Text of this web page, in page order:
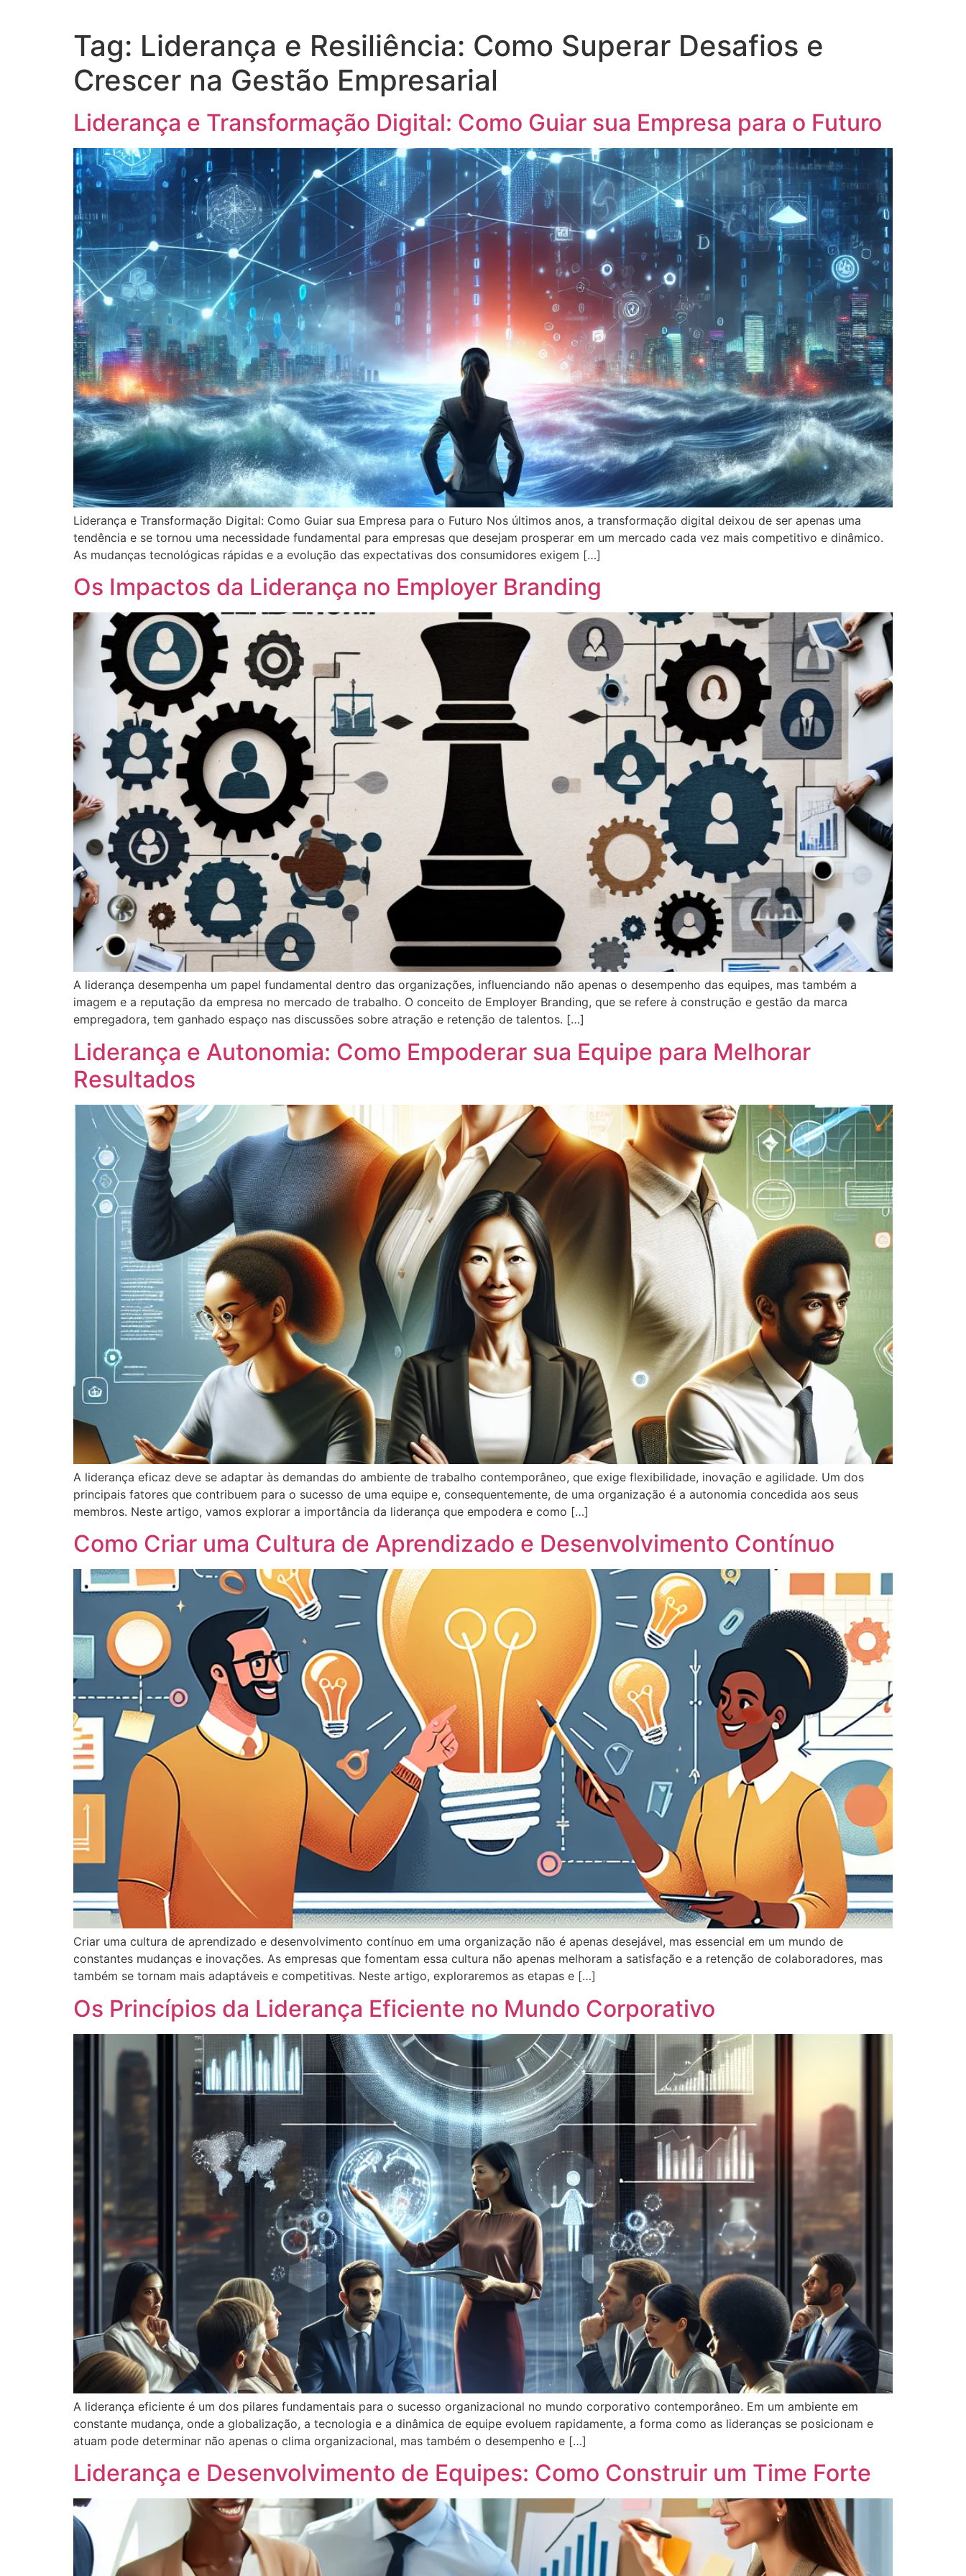
Tag: Liderança e Resiliência: Como Superar Desafios e
Crescer na Gestão Empresarial
Liderança e Transformação Digital: Como Guiar sua Empresa para o Futuro
Liderança e Transformação Digital: Como Guiar sua Empresa para o Futuro Nos últimos anos, a transformação digital deixou de ser apenas uma
tendência e se tornou uma necessidade fundamental para empresas que desejam prosperar em um mercado cada vez mais competitivo e dinâmico.
As mudanças tecnológicas rápidas e a evolução das expectativas dos consumidores exigem […]
Os Impactos da Liderança no Employer Branding
A liderança desempenha um papel fundamental dentro das organizações, influenciando não apenas o desempenho das equipes, mas também a
imagem e a reputação da empresa no mercado de trabalho. O conceito de Employer Branding, que se refere à construção e gestão da marca
empregadora, tem ganhado espaço nas discussões sobre atração e retenção de talentos. […]
Liderança e Autonomia: Como Empoderar sua Equipe para Melhorar
Resultados
A liderança eficaz deve se adaptar às demandas do ambiente de trabalho contemporâneo, que exige flexibilidade, inovação e agilidade. Um dos
principais fatores que contribuem para o sucesso de uma equipe e, consequentemente, de uma organização é a autonomia concedida aos seus
membros. Neste artigo, vamos explorar a importância da liderança que empodera e como […]
Como Criar uma Cultura de Aprendizado e Desenvolvimento Contínuo
Criar uma cultura de aprendizado e desenvolvimento contínuo em uma organização não é apenas desejável, mas essencial em um mundo de
constantes mudanças e inovações. As empresas que fomentam essa cultura não apenas melhoram a satisfação e a retenção de colaboradores, mas
também se tornam mais adaptáveis e competitivas. Neste artigo, exploraremos as etapas e […]
Os Princípios da Liderança Eficiente no Mundo Corporativo
A liderança eficiente é um dos pilares fundamentais para o sucesso organizacional no mundo corporativo contemporâneo. Em um ambiente em
constante mudança, onde a globalização, a tecnologia e a dinâmica de equipe evoluem rapidamente, a forma como as lideranças se posicionam e
atuam pode determinar não apenas o clima organizacional, mas também o desempenho e […]
Liderança e Desenvolvimento de Equipes: Como Construir um Time Forte